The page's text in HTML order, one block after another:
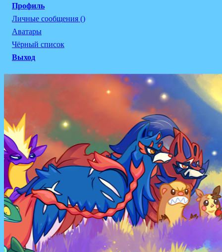
Профиль
Личные сообщения ()
Аватары
Чёрный список
Выход